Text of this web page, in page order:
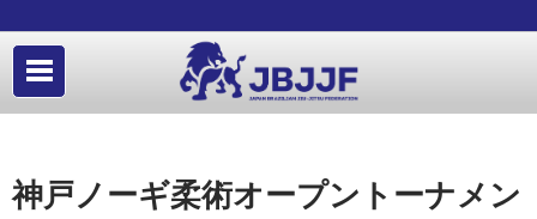
神戸ノーギ柔術オープントーナメン